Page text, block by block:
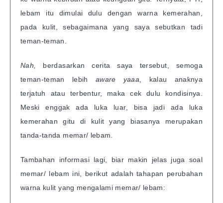
lebam itu dimulai dulu dengan warna kemerahan,
pada kulit, sebagaimana yang saya sebutkan tadi
teman-teman.
Nah, berdasarkan cerita saya tersebut, semoga
teman-teman lebih aware yaaa , kalau anaknya
terjatuh atau terbentur, maka cek dulu kondisinya.
Meski enggak ada luka luar, bisa jadi ada luka
kemerahan gitu di kulit yang biasanya merupakan
tanda-tanda memar/ lebam.
Tambahan informasi lagi, biar makin jelas juga soal
memar/ lebam ini, berikut adalah tahapan perubahan
warna kulit yang mengalami memar/ lebam: